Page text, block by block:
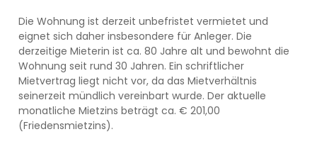
Die Wohnung ist derzeit unbefristet vermietet und
eignet sich daher insbesondere für Anleger. Die
derzeitige Mieterin ist ca. 80 Jahre alt und bewohnt die
Wohnung seit rund 30 Jahren. Ein schriftlicher
Mietvertrag liegt nicht vor, da das Mietverhältnis
seinerzeit mündlich vereinbart wurde. Der aktuelle
monatliche Mietzins beträgt ca. € 201,00
(Friedensmietzins).